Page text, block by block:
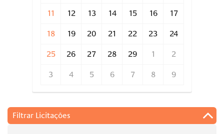
11 12 13 14 15 16 17
18 19 20 21 22 23 24
25 26 27 28 29 1 2
3 4 5 6 7 8 9
Filtrar Licitações